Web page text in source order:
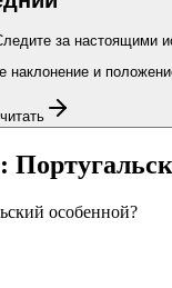
за настоящими
наклонение и
особенной?